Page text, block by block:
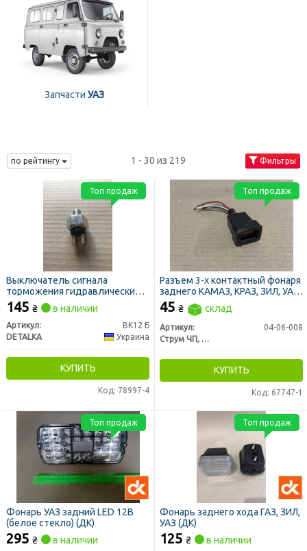
Запчасти УАЗ
по рейтингу 1 - 30 из 219 Фильтры
Выключатель сигнала
торможения гидравлический
ГАЗ, ЗИЛ, УРАЛ, УАЗ (DETALKA)
145 ₴ в наличии
Артикул:
ВК12 Б
DETALKA
Украина
КУПИТЬ
Код: 78997-4
Топ продаж
Разъем 3-х контактный фонаря
заднего КАМАЗ, КРАЗ, ЗИЛ, УАЗ
(фишка) (Струм ЧП Украина)
45 ₴ склад
Артикул:
04-06-008
Струм ЧП, Украина
КУПИТЬ
Код: 67747-1
Топ продаж
Фонарь УАЗ задний LED 12В
(белое стекло) (ДК)
295 ₴ в наличии
Топ продаж
Фонарь заднего хода ГАЗ, ЗИЛ,
УАЗ (ДК)
125 ₴ в наличии
Топ продаж